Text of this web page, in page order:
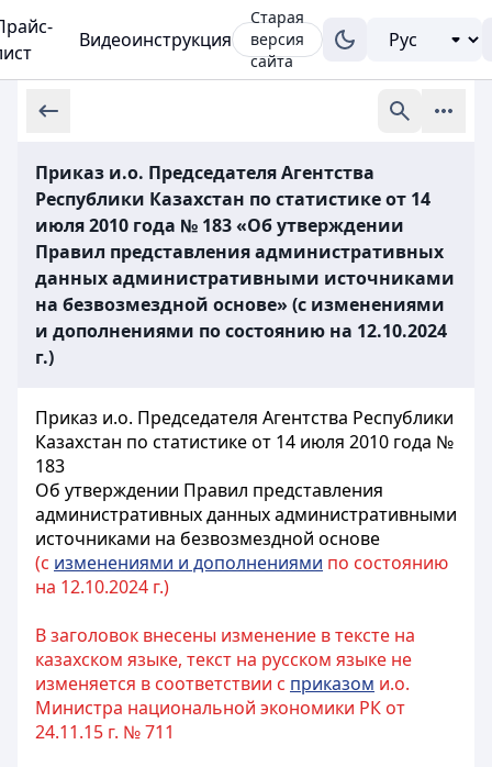
Видеоинструкция
Старая
версия
сайта
Приказ и.о. Председателя Агентства
Республики Казахстан по статистике от 14
июля 2010 года № 183 «Об утверждении
Правил представления административных
данных административными источниками
на безвозмездной основе» (с изменениями
и дополнениями по состоянию на 12.10.2024
г.)
Приказ и.о. Председателя Агентства Республики
Казахстан по статистике от 14 июля 2010 года №
183
Об утверждении Правил представления
административных данных административными
источниками на безвозмездной основе
(с изменениями и дополнениями по состоянию
на 12.10.2024 г.)
В заголовок внесены изменение в тексте на
казахском языке, текст на русском языке не
изменяется в соответствии с приказом и.о.
Министра национальной экономики РК от
24.11.15 г. № 711